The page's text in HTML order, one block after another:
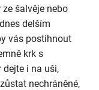
šalvěje nebo
delším
vás postihnout
krk s
dejte i na uši,
nechráněné,